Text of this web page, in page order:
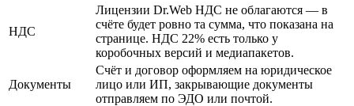
НДС
Лицензии Dr.Web НДС не облагаются — в
счёте будет ровно та сумма, что показана на
странице. НДС 22% есть только у
коробочных версий и медиапакетов.
Документы
Счёт и договор оформляем на юридическое
лицо или ИП, закрывающие документы
отправляем по ЭДО или почтой.